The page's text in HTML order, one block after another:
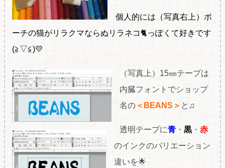
個人的には（写真右上）ポ
ーチの猫がリラクマならぬリラネコ🐈っぽくて好きです
(≧▽≦)💛
（写真上）15㎜テープは
内臓フォントでショップ
名の ＜BEANS＞ と♫
透明テープに青 ・ 黒 ・ 赤
のインクのバリエーション
違いを🌟